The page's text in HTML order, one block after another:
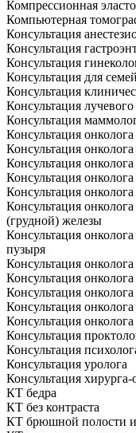
Компрессионная
Компьютерная
Консультация
Консультация
Консультация
Консультация для
Консультация
Консультация лучевого
Консультация
Консультация онколога
Консультация
Консультация
Консультация
Консультация
Консультация
(грудной) железы
Консультация
пузыря
Консультация
Консультация
Консультация
Консультация
Консультация
Консультация
Консультация
Консультация уролога
Консультация хирурга-
КТ бедра
КТ без контраста
КТ брюшной полости и